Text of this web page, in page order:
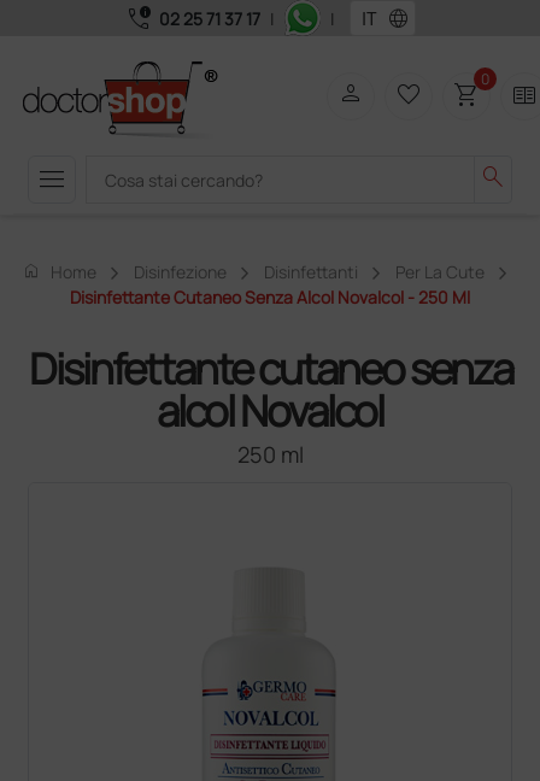
call_quality 02 25 71 37 17 | | language
menu search
person favorite_border shopping_cart0 two_pager
home Home Disinfezione Disinfettanti
Per La Cute
Disinfettante Cutaneo Senza Alcol Novalcol - 250 Ml
Disinfettante cutaneo senza
alcol Novalcol
250 ml